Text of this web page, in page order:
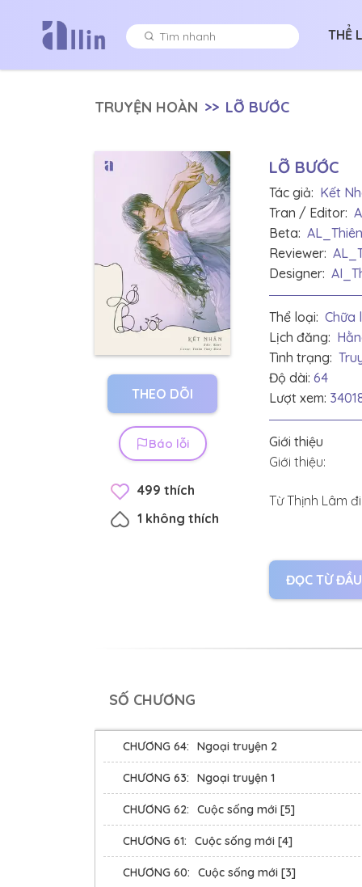
THỂ
TRUYỆN HOÀN >> LỠ BƯỚC
THEO DÕI
Báo lỗi
499 thích
1 không thích
LỠ BƯỚC
Tác giả: Kết
Tran / Editor:
Beta:
Reviewer:
Designer:
Thể loại: Chữa
Lịch đăng:
Tình trạng:
Độ dài: 64
Lượt xem:
Giới thiệu
Giới thiệu:
Từ Thịnh Lâm
Diệp Tinh
kia, thậm chí
Cho dù là vậy,
Cô hận người
Cô muốn trả
Cô muốn tất
cứ để nó hỗn
ĐỌC TỪ ĐẦU
SỐ CHƯƠNG
CHƯƠNG 64: Ngoại truyện 2
CHƯƠNG 63: Ngoại truyện 1
CHƯƠNG 62: Cuộc sống mới [5]
CHƯƠNG 61: Cuộc sống mới [4]
CHƯƠNG 60: Cuộc sống mới [3]